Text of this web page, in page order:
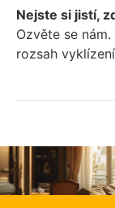
Nejste si jistí,
Ozvěte se
rozsah